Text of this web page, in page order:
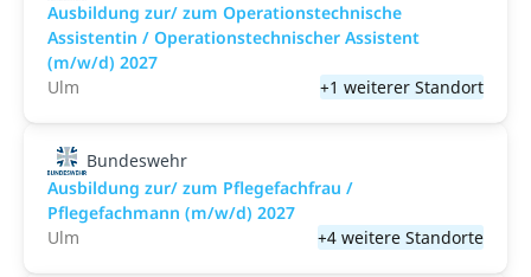
Ausbildung zur/ zum Operationstechnische
Assistentin / Operationstechnischer Assistent
(m/w/d) 2027
Ulm
+1 weiterer Standort
Bundeswehr
Ausbildung zur/ zum Pflegefachfrau /
Pflegefachmann (m/w/d) 2027
Ulm
+4 weitere Standorte